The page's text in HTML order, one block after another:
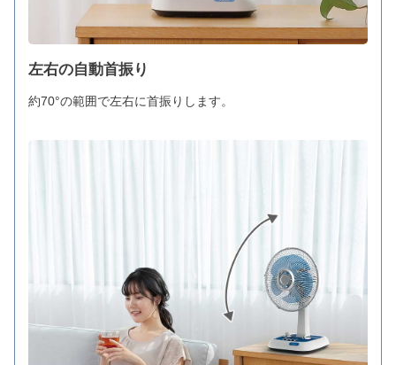
左右の自動首振り
約70°の範囲で左右に首振りします。